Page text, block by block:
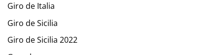
Giro de Italia
Giro de Sicilia
Giro de Sicilia 2022